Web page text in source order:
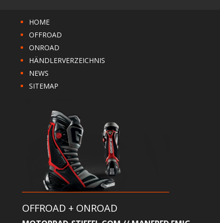
HOME
OFFROAD
ONROAD
HÄNDLERVERZEICHNIS
NEWS
SITEMAP
OFFROAD + ONROAD